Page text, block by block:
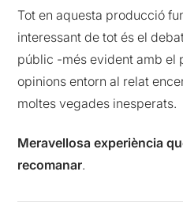
Tot en aquesta producció
interessant de tot és el
públic -més evident amb el
opinions entorn al relat
moltes vegades inesperats.
Meravellosa experiència
recomanar.